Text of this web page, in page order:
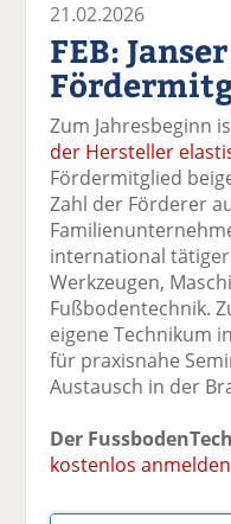
21.02.2026
FEB:
Zum Jahresbeginn
der Hersteller
Fördermitglied
Zahl der Förderer
international
Werkzeugen,
Fußbodentechnik.
eigene Technikum
für praxisnahe
Austausch in der
Der
kostenlos anmelden